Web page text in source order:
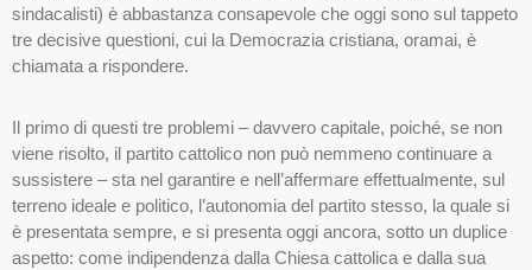
sindacalisti) è abbastanza consapevole che oggi sono sul tappeto
tre decisive questioni, cui la Democrazia cristiana, oramai, è
chiamata a rispondere.
Il primo di questi tre problemi – davvero capitale, poiché, se non
viene risolto, il partito cattolico non può nemmeno continuare a
sussistere – sta nel garantire e nell’affermare effettualmente, sul
terreno ideale e politico, l’autonomia del partito stesso, la quale si
è presentata sempre, e si presenta oggi ancora, sotto un duplice
aspetto: come indipendenza dalla Chiesa cattolica e dalla sua